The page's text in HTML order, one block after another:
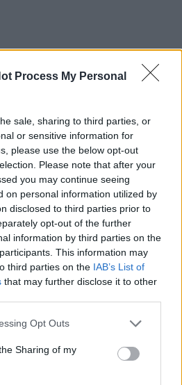
Process My Personal
sale, sharing to third parties, or
or sensitive information for
please use the below opt-out
Please note that after your
you may continue seeing
on personal information utilized by
disclosed to third parties prior to
opt-out of the further
information by third parties on the
This information may
third parties on the IAB’s List of
that may further disclose it to other
app uses one or more Google
usage behaviour. You may click to
and its third-party tags to
purposes in below Google
Opt Outs
Sharing of my
energia estão se adaptando aos